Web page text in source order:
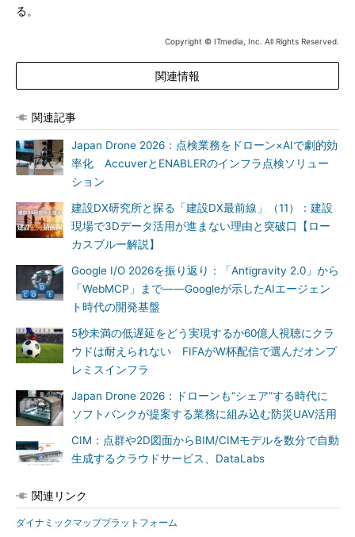
る。
Copyright © ITmedia, Inc. All Rights Reserved.
関連情報
関連記事
Japan Drone 2026：点検業務をドローン×AIで劇的効
率化 AccuverとENABLERのインフラ点検ソリュー
ション
建設DX研究所と探る「建設DX最前線」（11）：建設
現場で3Dデータ活用が進まない理由と突破口【ロー
カスブルー解説】
Google I/O 2026を振り返り：「Antigravity 2.0」から
「WebMCP」まで――Googleが示したAIエージェン
ト時代の開発基盤
5秒未満の低遅延をどう実現するか60億人視聴にクラ
ウドは耐えられない FIFAがW杯配信で選んだオンプ
レミスインフラ
Japan Drone 2026：ドローンも“シェア”する時代に
ソフトバンクが提案する業務に組み込む防災UAV活用
CIM：点群や2D図面からBIM/CIMモデルを数分で自動
生成するクラウドサービス、DataLabs
関連リンク
ダイナミックマッププラットフォーム